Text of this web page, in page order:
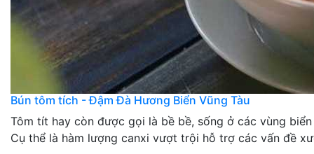
Bún tôm tích - Đậm Đà Hương Biển Vũng Tàu
Tôm tít hay còn được gọi là bề bề, sống ở các vùng
Cụ thể là hàm lượng canxi vượt trội hỗ trợ các vấn đề